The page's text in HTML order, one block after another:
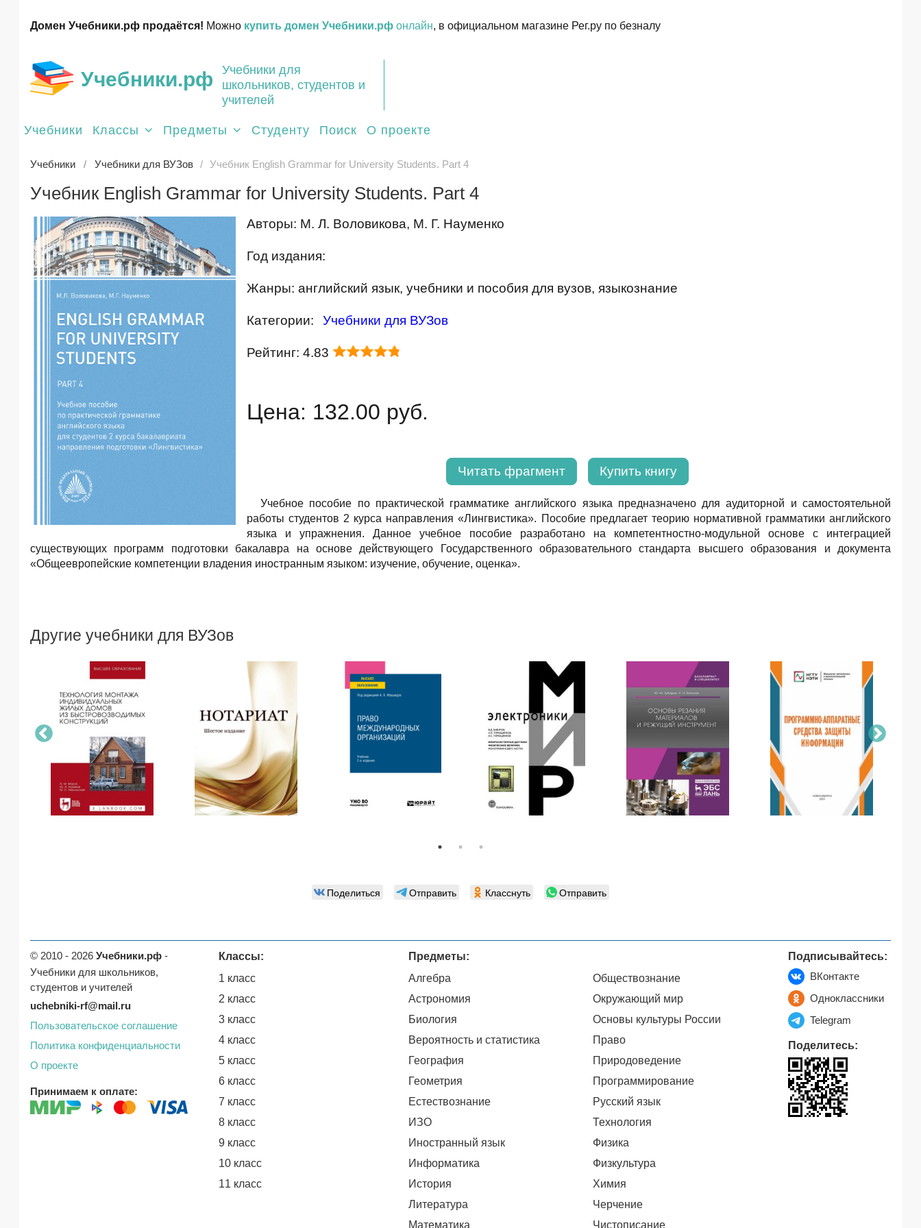
Домен Учебники.рф продаётся! Можно купить домен Учебники.рф онлайн, в официальном магазине Рег.ру по безналу
Учебники.рф
Учебники для
школьников, студентов и
учителей
Учебники Классы Предметы Студенту Поиск О проекте
Учебники Учебники для ВУЗов Учебник English Grammar for University Students. Part 4
Учебник English Grammar for University Students. Part 4
Авторы: М. Л. Воловикова, М. Г. Науменко
Год издания:
Жанры: английский язык, учебники и пособия для вузов, языкознание
Категории: Учебники для ВУЗов
Рейтинг: 4.83
Цена: 132.00 руб.
Читать фрагмент Купить книгу
Учебное пособие по практической грамматике английского языка предназначено для аудиторной и самостоятельной
работы студентов 2 курса направления «Лингвистика». Пособие предлагает теорию нормативной грамматики английского
языка и упражнения. Данное учебное пособие разработано на компетентностно-модульной основе с интеграцией
существующих программ подготовки бакалавра на основе действующего Государственного образовательного стандарта высшего образования и документа
«Общеевропейские компетенции владения иностранным языком: изучение, обучение, оценка».
Другие учебники для ВУЗов
Поделиться Отправить Класснуть Отправить
© 2010 - 2026 Учебники.рф -
Учебники для школьников,
студентов и учителей
uchebniki-rf@mail.ru
Пользовательское соглашение
Политика конфиденциальности
О проекте
Принимаем к оплате:
Классы:
1 класс
2 класс
3 класс
4 класс
5 класс
6 класс
7 класс
8 класс
9 класс
10 класс
11 класс
Предметы:
Алгебра
Астрономия
Биология
Вероятность и статистика
География
Геометрия
Естествознание
ИЗО
Иностранный язык
Информатика
История
Литература
Математика
Обществознание
Окружающий мир
Основы культуры России
Право
Природоведение
Программирование
Русский язык
Технология
Физика
Физкультура
Химия
Черчение
Чистописание
Подписывайтесь:
ВКонтакте
Одноклассники
Telegram
Поделитесь: